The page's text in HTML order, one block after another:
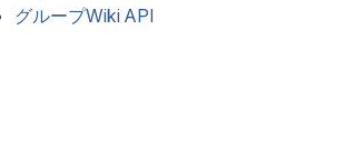
グループWiki API